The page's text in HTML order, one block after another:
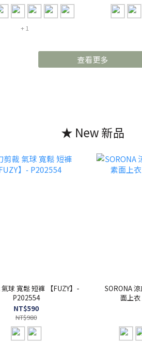
+ 1
查看更多
★ New 新品
球 寬鬆 短褲 【FUZY】-
P202554
NT$590
NT$980
SORONA
面上